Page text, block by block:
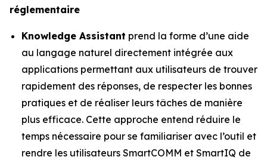
réglementaire
Knowledge Assistant prend la forme d’une aide
au langage naturel directement intégrée aux
applications permettant aux utilisateurs de trouver
rapidement des réponses, de respecter les bonnes
pratiques et de réaliser leurs tâches de manière
plus efficace. Cette approche entend réduire le
temps nécessaire pour se familiariser avec l’outil et
rendre les utilisateurs SmartCOMM et SmartIQ de